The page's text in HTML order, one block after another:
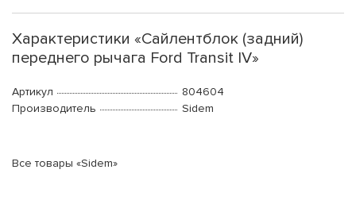
Характеристики «Сайлентблок (задний)
переднего рычага Ford Transit IV»
Артикул
804604
Производитель
Sidem
Все товары «Sidem»